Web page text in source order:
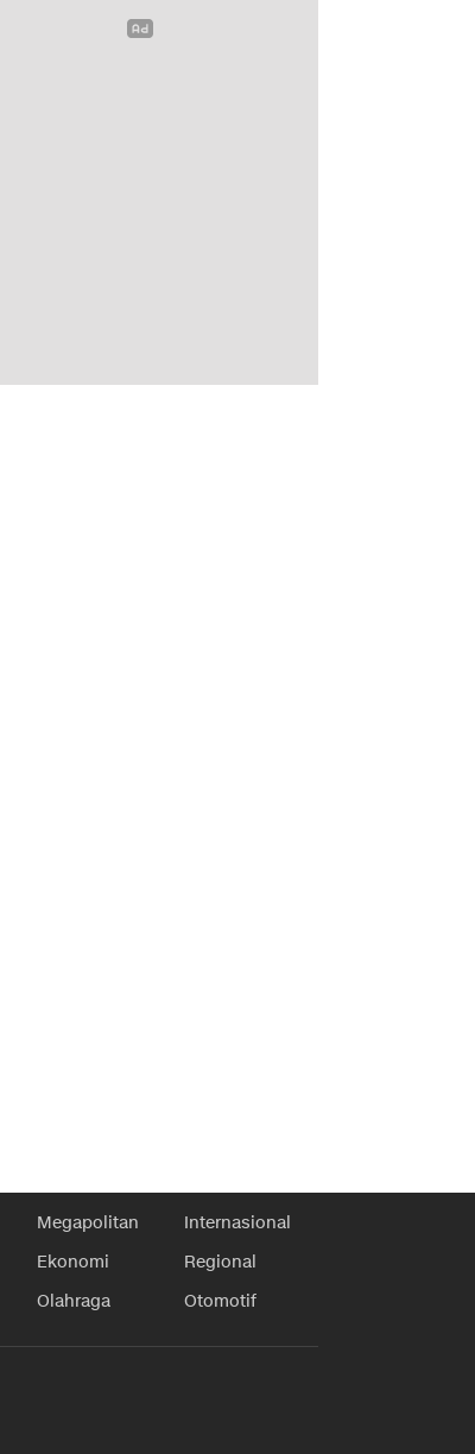
Megapolitan
Internasional
Ekonomi
Regional
Olahraga Otomotif